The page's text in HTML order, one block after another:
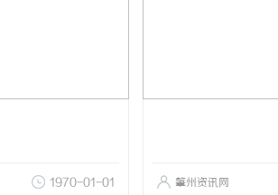
1970-01-01 肇州资讯网